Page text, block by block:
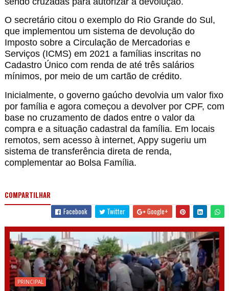
O secretário citou o exemplo do Rio Grande do Sul,
que implementou um sistema de devolução do
Imposto sobre a Circulação de Mercadorias e
Serviços (ICMS) em 2021 a famílias inscritas no
Cadastro Único com renda de até três salários
mínimos, por meio de um cartão de crédito.
Inicialmente, o governo gaúcho devolvia um valor fixo
por família e agora começou a devolver por CPF, com
base no cruzamento de dados entre o valor da
compra e a situação cadastral da família. Em locais
remotos, sem acesso à internet, Appy sugeriu um
sistema de transferência direta de renda,
complementar ao Bolsa Família.
COMPARTILHAR
Facebook
Twitter Google+
PRINCIPAL